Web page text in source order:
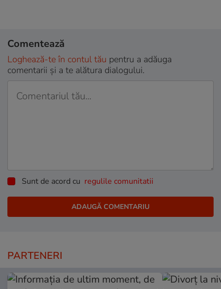
Comentează
Loghează-te în contul tău pentru a adăuga
comentarii și a te alătura dialogului.
Sunt de acord cu regulile comunitatii
PARTENERI